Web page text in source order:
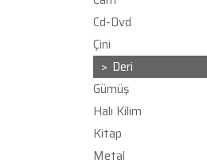
Cd-Dvd
Çini
Deri
Gümüş
Halı Kilim
Kitap
Metal